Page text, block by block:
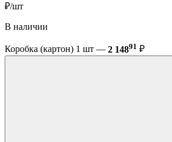
₽/шт
В наличии
Коробка (картон) 1 шт — 2 14891 ₽